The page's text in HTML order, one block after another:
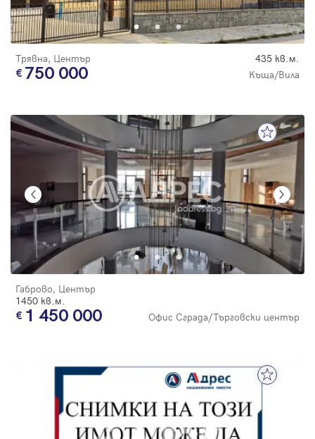
Трявна, Център 435 кв.м.
750 000 Къща/Вила
Габрово, Център
1450 кв.м.
1 450 000 Офис Сграда/Търговски център